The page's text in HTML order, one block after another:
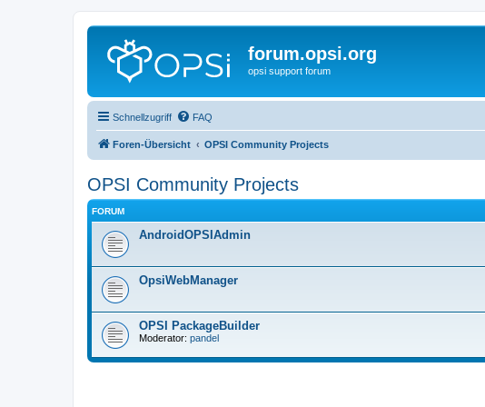
forum.opsi.org
opsi support forum
Schnellzugriff FAQ
Foren-Übersicht OPSI Community Projects
OPSI Community Projects
FORUM
AndroidOPSIAdmin
OpsiWebManager
OPSI PackageBuilder
Moderator: pandel